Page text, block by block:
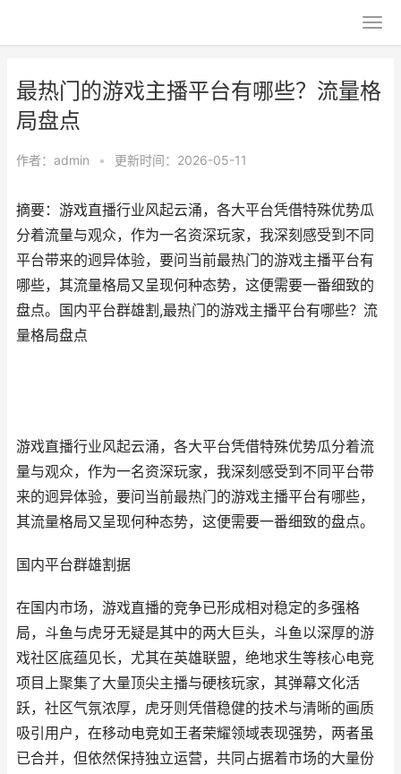
最热门的游戏主播平台有哪些？流量格
局盘点
作者： admin • 更新时间：2026-05-11
摘要：游戏直播行业风起云涌，各大平台凭借特殊优势瓜
分着流量与观众，作为一名资深玩家，我深刻感受到不同
平台带来的迥异体验，要问当前最热门的游戏主播平台有
哪些，其流量格局又呈现何种态势，这便需要一番细致的
盘点。国内平台群雄割,最热门的游戏主播平台有哪些？流
量格局盘点
游戏直播行业风起云涌，各大平台凭借特殊优势瓜分着流
量与观众，作为一名资深玩家，我深刻感受到不同平台带
来的迥异体验，要问当前最热门的游戏主播平台有哪些，
其流量格局又呈现何种态势，这便需要一番细致的盘点。
国内平台群雄割据
在国内市场，游戏直播的竞争已形成相对稳定的多强格
局，斗鱼与虎牙无疑是其中的两大巨头，斗鱼以深厚的游
戏社区底蕴见长，尤其在英雄联盟，绝地求生等核心电竞
项目上聚集了大量顶尖主播与硬核玩家，其弹幕文化活
跃，社区气氛浓厚，虎牙则凭借稳健的技术与清晰的画质
吸引用户，在移动电竞如王者荣耀领域表现强势，两者虽
已合并，但依然保持独立运营，共同占据着市场的大量份